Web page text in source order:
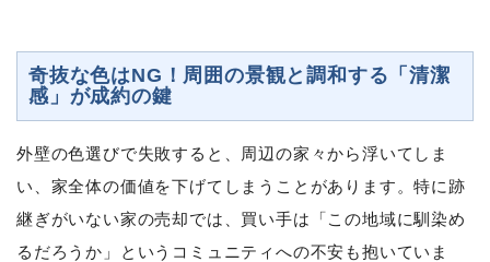
奇抜な色はNG！周囲の景観と調和する「清潔
感」が成約の鍵
外壁の色選びで失敗すると、周辺の家々から浮いてしま
い、家全体の価値を下げてしまうことがあります。特に跡
継ぎがいない家の売却では、買い手は「この地域に馴染め
るだろうか」というコミュニティへの不安も抱いていま